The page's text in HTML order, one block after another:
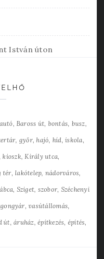
István úton
autó Baross út bontás busz
győr hajó híd iskola
kioszk Király utca
tér lakótelep nádorváros
Sziget szobor Széchenyi
vasútállomás
út áruház építkezés építés